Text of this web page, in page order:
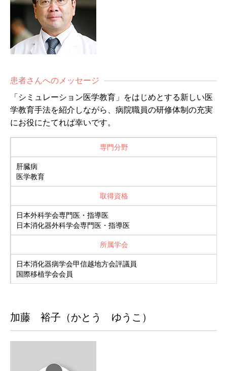
患者さんへのメッセージ
「シミュレーション医学教育」をはじめとする新しい医
学教育手法を紹介しながら、病院職員の研修体制の充実
にお役にたてれば幸いです。
専門分野
肝臓病
医学教育
取得資格
日本外科学会専門医・指導医
日本消化器外科学会専門医・指導医
所属学会
日本消化器病学会甲信越地方会評議員
国際移植学会会員
加藤 裕子（かとう ゆうこ）